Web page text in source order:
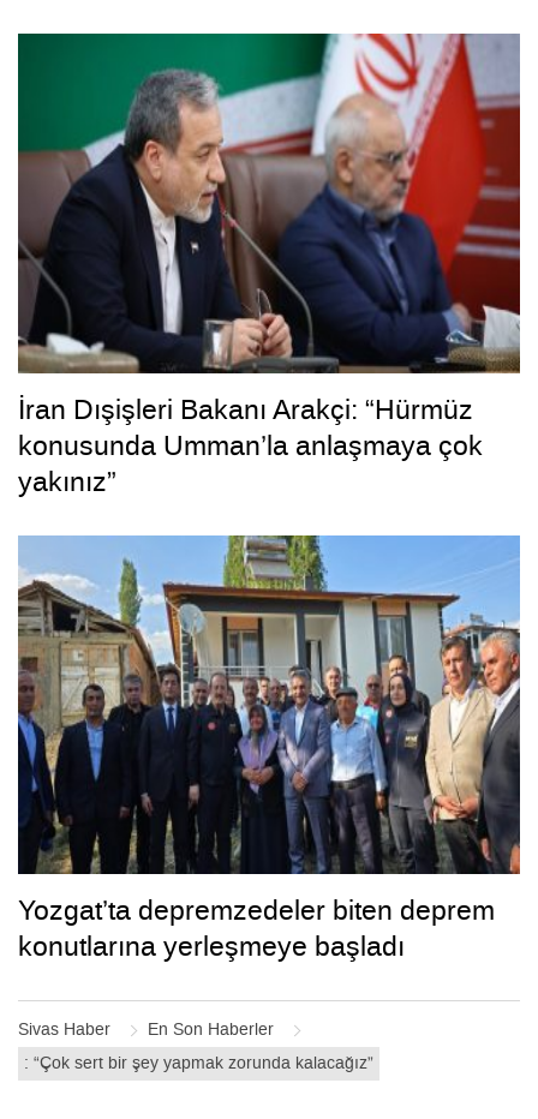
Sivas Haber
En Son Haberler
: “Çok sert bir şey yapmak zorunda kalacağız”
İran Dışişleri Bakanı Arakçi: “Hürmüz
konusunda Umman’la anlaşmaya çok
yakınız”
Yozgat’ta depremzedeler biten deprem
konutlarına yerleşmeye başladı